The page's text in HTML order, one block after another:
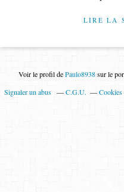
LIRE LA
Voir le profil dePaulo8938sur le
Signaler un abus
C.G.U. Cookies